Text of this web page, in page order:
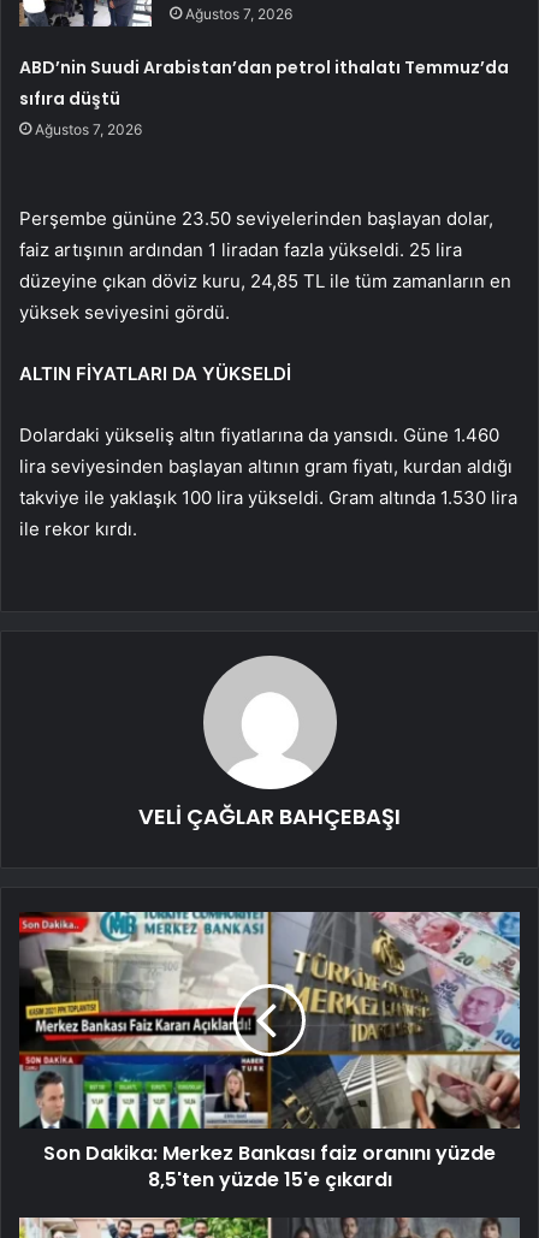
Ağustos 7, 2026
ABD’nin Suudi Arabistan’dan petrol ithalatı Temmuz’da
sıfıra düştü
Ağustos 7, 2026
Perşembe gününe 23.50 seviyelerinden başlayan dolar,
faiz artışının ardından 1 liradan fazla yükseldi. 25 lira
düzeyine çıkan döviz kuru, 24,85 TL ile tüm zamanların en
yüksek seviyesini gördü.
ALTIN ​​FİYATLARI DA YÜKSELDİ
Dolardaki yükseliş altın fiyatlarına da yansıdı. Güne 1.460
lira seviyesinden başlayan altının gram fiyatı, kurdan aldığı
takviye ile yaklaşık 100 lira yükseldi. Gram altında 1.530 lira
ile rekor kırdı.
VELİ ÇAĞLAR BAHÇEBAŞI
Son Dakika: Merkez Bankası faiz oranını yüzde
8,5'ten yüzde 15'e çıkardı